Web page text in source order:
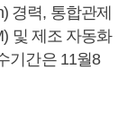
경력, 통합관제
및 제조 자동화
기간은 11월8